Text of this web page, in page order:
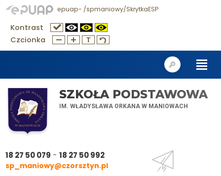
epuap- /spmaniowy/SkrytkaESP
Kontrast
Czcionka
SZKOŁA PODSTAWOWA
IM. WŁADYSŁAWA ORKANA W MANIOWACH
18 27 50 079 -18 27 50 992
sp_maniowy@czorsztyn.pl